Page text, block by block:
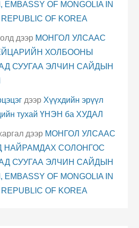
OF MONGOLIA IN
OF KOREA
дээр МОНГОЛ УЛСААС
ХОЛБООНЫ
СУУГАА ЭЛЧИН САЙДЫН
дээр Хүүхдийн эрүүл
тухай ҮНЭН ба ХУДАЛ
дээр МОНГОЛ УЛСААС
НАЙРАМДАХ СОЛОНГОС
СУУГАА ЭЛЧИН САЙДЫН
OF MONGOLIA IN
OF KOREA